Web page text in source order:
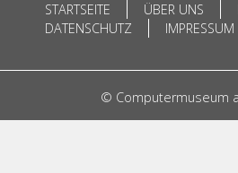
STARTSEITE ÜBER UNS
DATENSCHUTZ
IMPRESSUM
© Computermuseum